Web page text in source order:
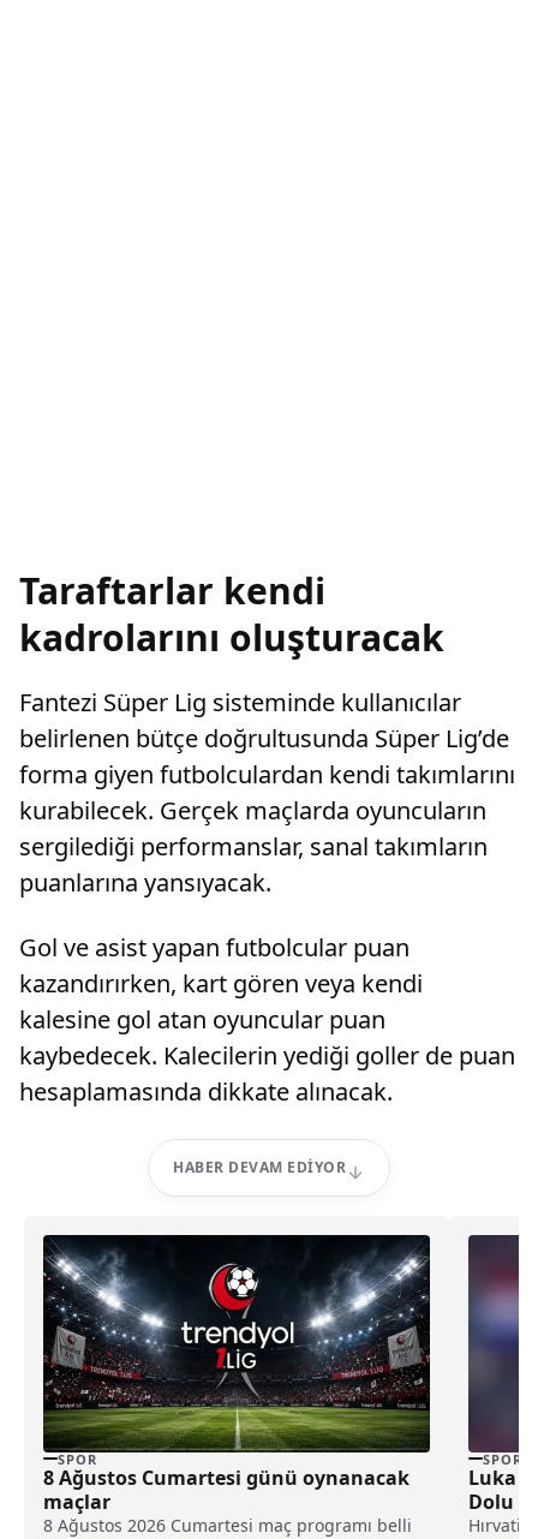
Taraftarlar kendi
kadrolarını oluşturacak
Fantezi Süper Lig sisteminde kullanıcılar
belirlenen bütçe doğrultusunda Süper Lig’de
forma giyen futbolculardan kendi takımlarını
kurabilecek. Gerçek maçlarda oyuncuların
sergilediği performanslar, sanal takımların
puanlarına yansıyacak.
Gol ve asist yapan futbolcular puan
kazandırırken, kart gören veya kendi
kalesine gol atan oyuncular puan
kaybedecek. Kalecilerin yediği goller de puan
hesaplamasında dikkate alınacak.
HABER DEVAM EDIYOR
SPOR
8 Ağustos Cumartesi günü oynanacak
maçlar
8 Ağustos 2026 Cumartesi maç programı belli
SPOR
Luka
Dolu